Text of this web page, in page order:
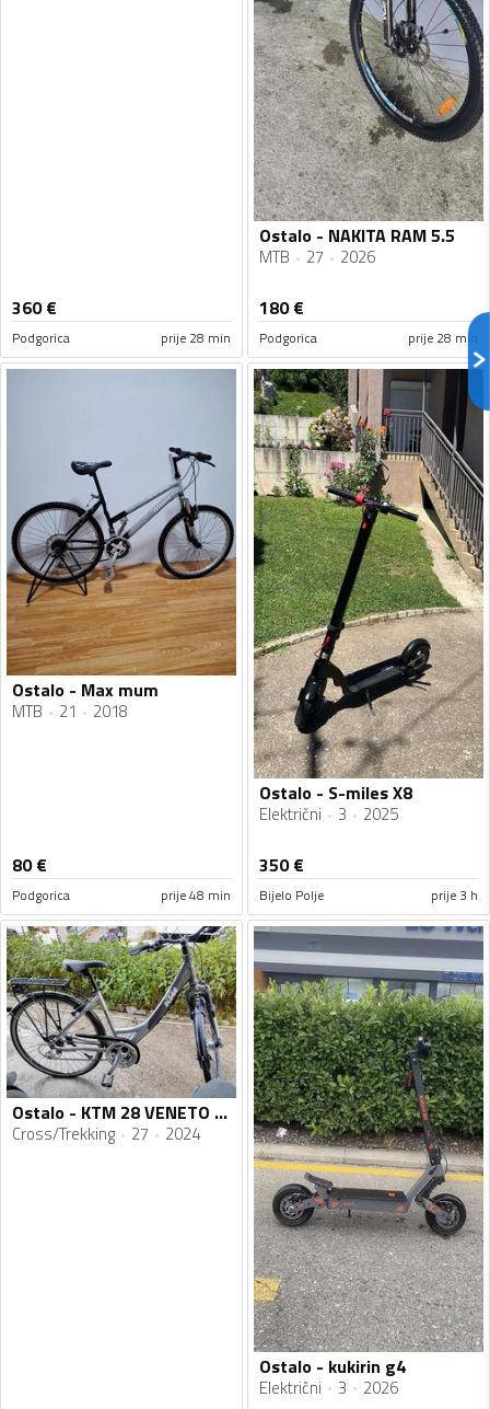
360€
Podgorica prije 28 min
Ostalo - NAKITA RAM 5.5
MTB 27 2026
180€
Podgorica prije 28 min
Ostalo - Max mum
MTB 21 2018
80€
Podgorica prije 48 min
Ostalo - S-miles X8
Električni 3 2025
350€
Bijelo Polje prije 3 h
Ostalo - KTM 28 VENETO LIGHT DEORE LX
Cross/Trekking 27 2024
Ostalo - kukirin g4
Električni 3 2026